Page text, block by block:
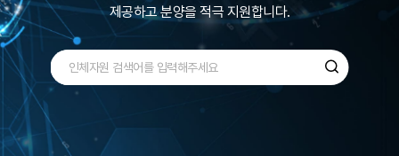
수집, 관리 ,보유하고 있습니다.
제공하고 분양을 적극 지원합니다.